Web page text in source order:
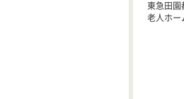
東急田園
老人ホー